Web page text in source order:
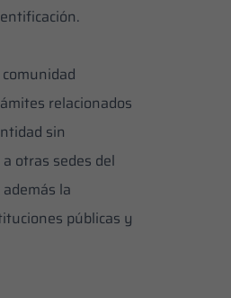
relacionados
sin
otras sedes del
la
públicas y